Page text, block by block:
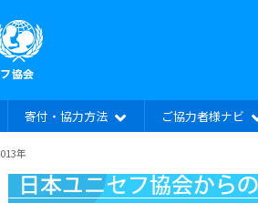
寄付・協力方法 ご協力者様ナビ
年